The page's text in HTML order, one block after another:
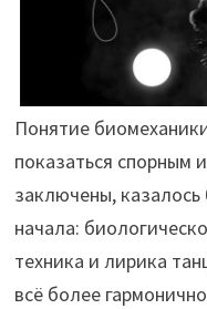
Понятие
показаться спорным
заключены,
начала:
техника и лирика
всё более